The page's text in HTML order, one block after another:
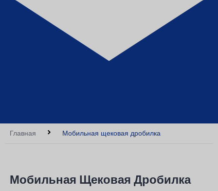
Главная Мобильная щековая дробилка
Мобильная Щековая Дробилка